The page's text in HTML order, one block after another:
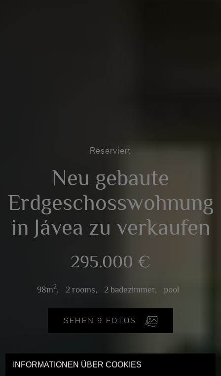
INFORMATIONEN ÜBER COOKIES
Reserviert
Neu gebaute
Erdgeschosswohnung
in Jávea zu verkaufen
295.000 €
98m2, 2 rooms, 2 badezimmer, pool
SEHEN 9 FOTOS